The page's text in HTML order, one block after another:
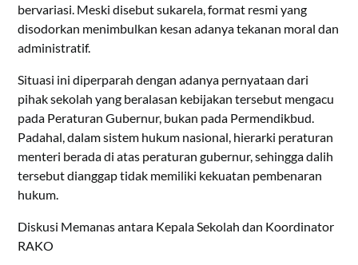
bervariasi. Meski disebut sukarela, format resmi yang
disodorkan menimbulkan kesan adanya tekanan moral dan
administratif.
Situasi ini diperparah dengan adanya pernyataan dari
pihak sekolah yang beralasan kebijakan tersebut mengacu
pada Peraturan Gubernur, bukan pada Permendikbud.
Padahal, dalam sistem hukum nasional, hierarki peraturan
menteri berada di atas peraturan gubernur, sehingga dalih
tersebut dianggap tidak memiliki kekuatan pembenaran
hukum.
Diskusi Memanas antara Kepala Sekolah dan Koordinator
RAKO